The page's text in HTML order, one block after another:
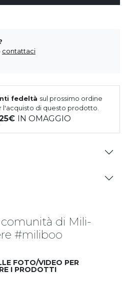
contattaci
fedeltà sul prossimo ordine
l'acquisto di questo prodotto.
IN OMAGGIO
di Mili-
#miliboo
FOTO/VIDEO PER
I PRODOTTI